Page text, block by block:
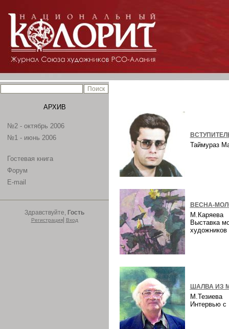
АРХИВ
№2 - октябрь 2006
№1 - июнь 2006
Гостевая книга
Форум
E-mail
Здравствуйте, Гость
Регистрация| Вход
Таймураз
ВЕСНА-
М.Каряева
Выставка
ШАЛВА ИЗ
М.Тезиева
Интервью